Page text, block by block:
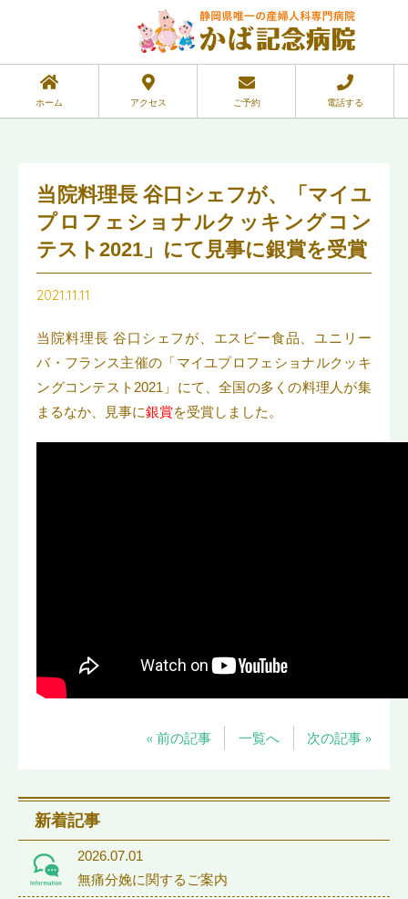
ホーム アクセス ご予約 電話する
当院料理長 谷口シェフが、「マイユ
プロフェショナルクッキングコン
テスト2021」にて見事に銀賞を受賞
2021.11.11
当院料理長 谷口シェフが、エスビー食品、ユニリー
バ・フランス主催の「マイユプロフェショナルクッキ
ングコンテスト2021」にて、全国の多くの料理人が集
まるなか、見事に銀賞を受賞しました。
« 前の記事 一覧へ 次の記事 »
新着記事
2026.07.01
無痛分娩に関するご案内